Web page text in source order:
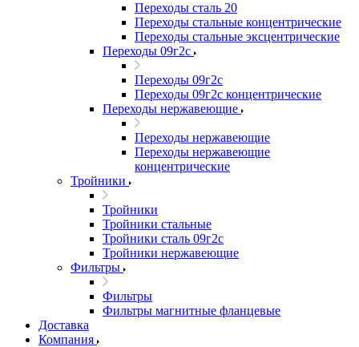
Переходы сталь 20
Переходы стальные концентрические
Переходы стальные эксцентрические
Переходы 09г2с
Переходы 09г2с
Переходы 09г2с концентрические
Переходы нержавеющие
Переходы нержавеющие
Переходы нержавеющие
концентрические
Тройники
Тройники
Тройники стальные
Тройники сталь 09г2с
Тройники нержавеющие
Фильтры
Фильтры
Фильтры магнитные фланцевые
Доставка
Компания